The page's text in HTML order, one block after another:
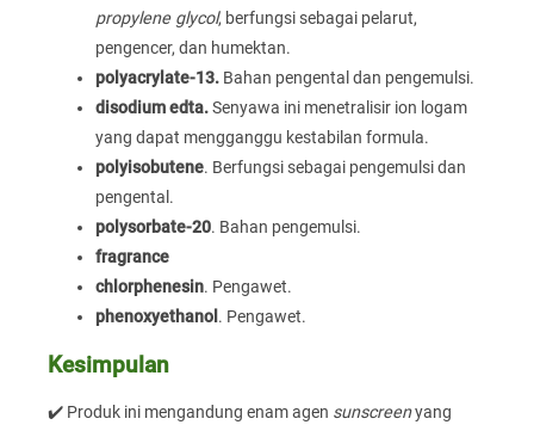
propylene glycol, berfungsi sebagai pelarut,
pengencer, dan humektan.
polyacrylate-13. Bahan pengental dan pengemulsi.
disodium edta.Senyawa ini menetralisir ion logam
yang dapat mengganggu kestabilan formula.
polyisobutene. Berfungsi sebagai pengemulsi dan
pengental.
polysorbate-20. Bahan pengemulsi.
fragrance
chlorphenesin. Pengawet.
phenoxyethanol . Pengawet.
Kesimpulan
✔️ Produk ini mengandung enam agen sunscreenyang